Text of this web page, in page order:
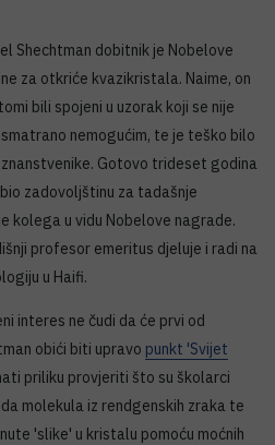
Shechtman dobitnik je Nobelove
za otkriće kvazikristala. Naime, on
bili spojeni u uzorak koji se nije
nemogućim, te je teško bilo
Gotovo trideset godina
zadovoljštinu za tadašnje
kolega u vidu Nobelove nagrade.
profesor emeritus djeluje i radi na
u Haifi.
interes ne čudi da će prvi od
obići biti upravo punkt 'Svijet
priliku provjeriti što su školarci
molekula iz rendgenskih zraka te
'slike' u kristalu pomoću moćnih